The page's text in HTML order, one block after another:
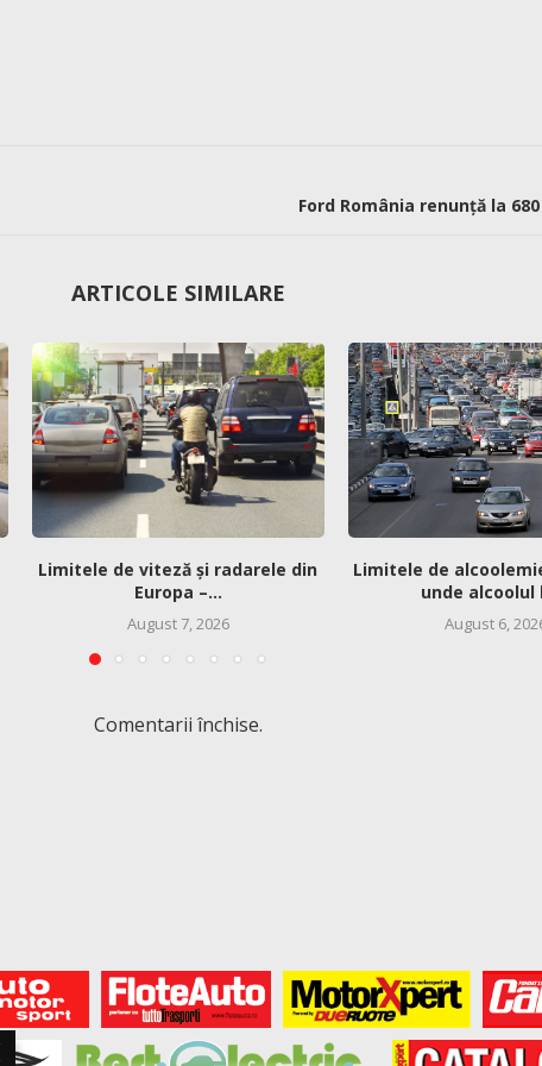
Ford România renunță la
ARTICOLE SIMILARE
Limitele de viteză și radarele din
Europa –...
August 7, 2026
Limitele de
unde alcoolul
August 6,
Comentarii închise.